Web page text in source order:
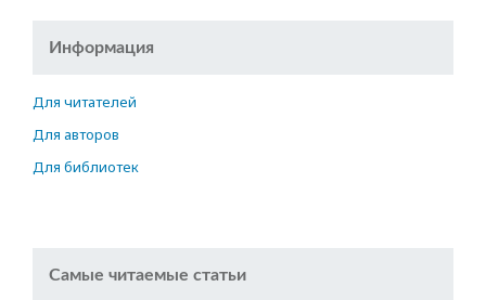
Информация
Для читателей
Для авторов
Для библиотек
Самые читаемые статьи